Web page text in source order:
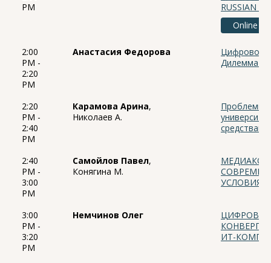
PM
RUSSIAN
Online
2:00
PM -
2:20
PM
Анастасия Федорова
Цифровой
Дилемма
2:20
PM -
2:40
PM
Карамова Арина,
Николаев А.
Проблемы
2:40
PM -
3:00
PM
Самойлов Павел,
Конягина М.
3:00
PM -
3:20
PM
Немчинов Олег
ИТ-